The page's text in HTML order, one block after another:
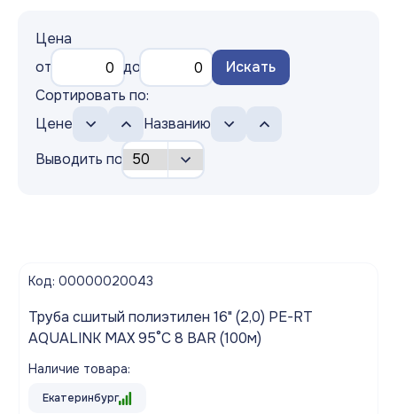
Цена
от
до
Искать
Сортировать по:
Цене
Названию
Выводить по
Код: 00000020043
Труба сшитый полиэтилен 16" (2,0) PE-RT
AQUALINK MAX 95°C 8 BAR (100м)
Наличие товара:
Екатеринбург